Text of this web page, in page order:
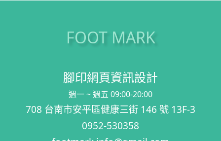
FOOT MARK
腳印網頁資訊設計
週一 ~ 週五 09:00-20:00
708 台南市安平區健康三街 146 號 13F-3
0952-530358